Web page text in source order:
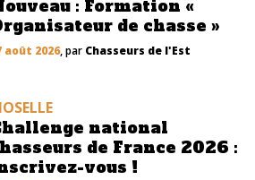
: Formation «
de chasse »
août 2026, par Chasseurs de l'Est
national
de France 2026 :
vous !